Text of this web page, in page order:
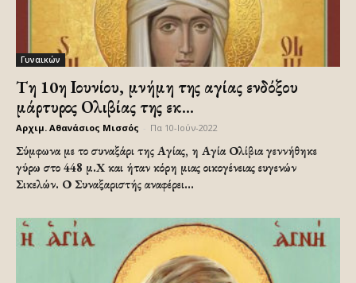
Γυναικών
Tη 10η Ιουνίου, μνήμη της αγίας ενδόξου
μάρτυρος Ολιβίας της εκ...
Αρχιμ. Αθανάσιος Μισσός Πα 10-Ιούν-2022
Σύμφωνα με το συναξάρι της Αγίας, η Αγία Ολίβια γεννήθηκε
γύρω στο 448 μ.Χ και ήταν κόρη μιας οικογένειας ευγενών
Σικελών. Ο Συναξαριστής αναφέρει...